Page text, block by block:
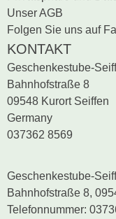
Unser AGB
Folgen Sie uns auf
KONTAKT
Geschenkestube-
Bahnhofstraße 8
09548 Kurort Seiffen
Germany
037362 8569
Geschenkestube-
Bahnhofstraße 8,
Telefonnummer: